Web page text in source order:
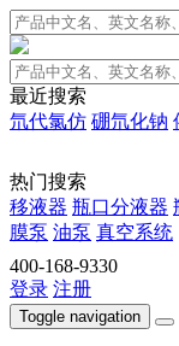
最近搜索
氘代氯仿 硼氘化钠
热门搜索
移液器 瓶口分液器
膜泵 油泵 真空系统
400-168-9330
登录 注册
Toggle navigation